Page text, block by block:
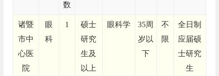
数
诸暨
市中
心医
院
眼
科
1
硕士
研究
生及
以上
眼科学
35周
岁以
下
不
限
全日制
应届硕
士研究
生